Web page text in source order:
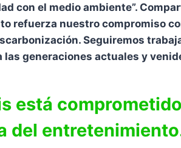
con el medio ambiente”.
refuerza nuestro compromiso
Seguiremos
las generaciones actuales y
está
del